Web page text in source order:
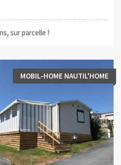
sur parcelle !
MOBIL-HOME NAUTIL'HOME